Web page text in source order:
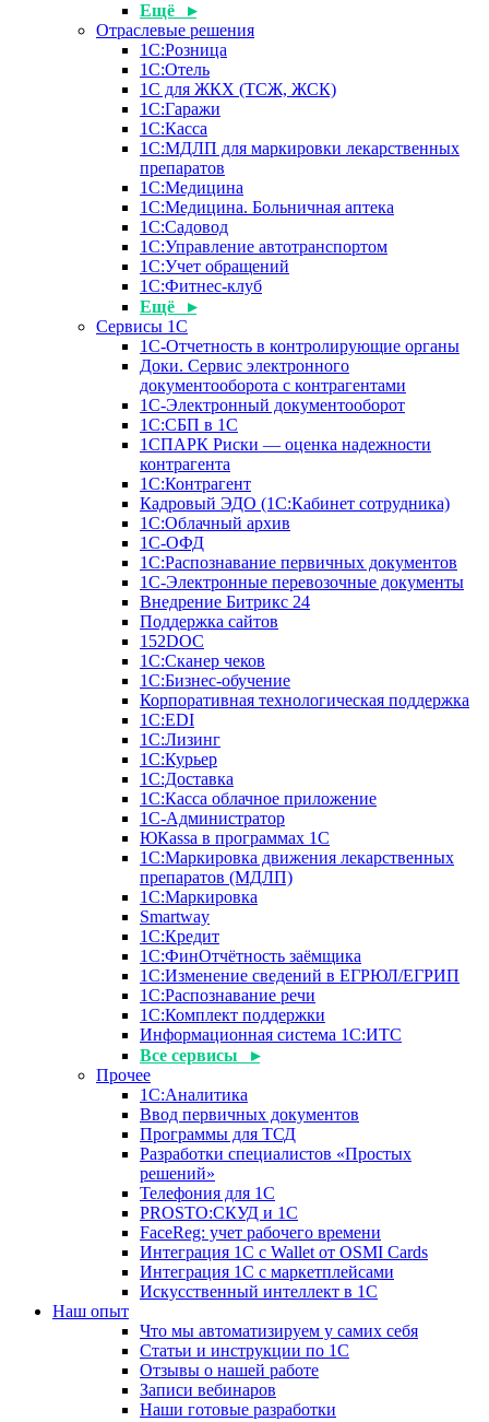
Ещё ▸
Отраслевые решения
1С:Розница
1С:Отель
1С для ЖКХ (ТСЖ, ЖСК)
1С:Гаражи
1С:Касса
1С:МДЛП для маркировки лекарственных
препаратов
1С:Медицина
1С:Медицина. Больничная аптека
1С:Садовод
1С:Управление автотранспортом
1С:Учет обращений
1С:Фитнес-клуб
Ещё ▸
Сервисы 1С
1С-Отчетность в контролирующие органы
Доки. Сервис электронного
документооборота с контрагентами
1С-Электронный документооборот
1С:СБП в 1С
1СПАРК Риски — оценка надежности
контрагента
1С:Контрагент
Кадровый ЭДО (1С:Кабинет сотрудника)
1С:Облачный архив
1С-ОФД
1С:Распознавание первичных документов
1С-Электронные перевозочные документы
Внедрение Битрикс 24
Поддержка сайтов
152DOC
1С:Сканер чеков
1С:Бизнес-обучение
Корпоративная технологическая поддержка
1С:ЕDI
1С:Лизинг
1С:Курьер
1С:Доставка
1С:Касса облачное приложение
1С-Администратор
ЮКаssа в программах 1С
1С:Маркировка движения лекарственных
препаратов (МДЛП)
1С:Маркировка
Smartway
1С:Кредит
1С:ФинОтчётность заёмщика
1С:Изменение сведений в ЕГРЮЛ/ЕГРИП
1С:Распознавание речи
1С:Комплект поддержки
Информационная система 1С:ИТС
Все сервисы ▸
Прочее
1С:Аналитика
Ввод первичных документов
Программы для ТСД
Разработки специалистов «Простых
решений»
Телефония для 1С
PROSTO:СКУД и 1С
FaceReg: учет рабочего времени
Интеграция 1С с Wallet от OSMI Cards
Интеграция 1С с маркетплейсами
Искусственный интеллект в 1С
Наш опыт
Что мы автоматизируем у самих себя
Статьи и инструкции по 1С
Отзывы о нашей работе
Записи вебинаров
Наши готовые разработки